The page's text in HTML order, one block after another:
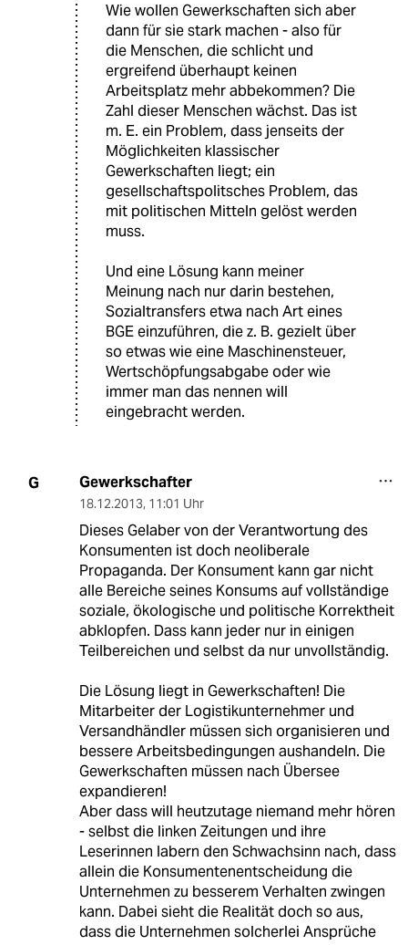
Wie wollen Gewerkschaften sich aber
dann für sie stark machen - also für
die Menschen, die schlicht und
ergreifend überhaupt keinen
Arbeitsplatz mehr abbekommen? Die
Zahl dieser Menschen wächst. Das ist
m. E. ein Problem, dass jenseits der
Möglichkeiten klassischer
Gewerkschaften liegt; ein
gesellschaftspolitsches Problem, das
mit politischen Mitteln gelöst werden
muss.
Und eine Lösung kann meiner
Meinung nach nur darin bestehen,
Sozialtransfers etwa nach Art eines
BGE einzuführen, die z. B. gezielt über
so etwas wie eine Maschinensteuer,
Wertschöpfungsabgabe oder wie
immer man das nennen will
eingebracht werden.
G Gewerkschafter
18.12.2013, 11:01 Uhr
Dieses Gelaber von der Verantwortung des
Konsumenten ist doch neoliberale
Propaganda. Der Konsument kann gar nicht
alle Bereiche seines Konsums auf vollständige
soziale, ökologische und politische Korrektheit
abklopfen. Dass kann jeder nur in einigen
Teilbereichen und selbst da nur unvollständig.
Die Lösung liegt in Gewerkschaften! Die
Mitarbeiter der Logistikunternehmer und
Versandhändler müssen sich organisieren und
bessere Arbeitsbedingungen aushandeln. Die
Gewerkschaften müssen nach Übersee
expandieren!
Aber dass will heutzutage niemand mehr hören
- selbst die linken Zeitungen und ihre
Leserinnen labern den Schwachsinn nach, dass
allein die Konsumentenentscheidung die
Unternehmen zu besserem Verhalten zwingen
kann. Dabei sieht die Realität doch so aus,
dass die Unternehmen solcherlei Ansprüche